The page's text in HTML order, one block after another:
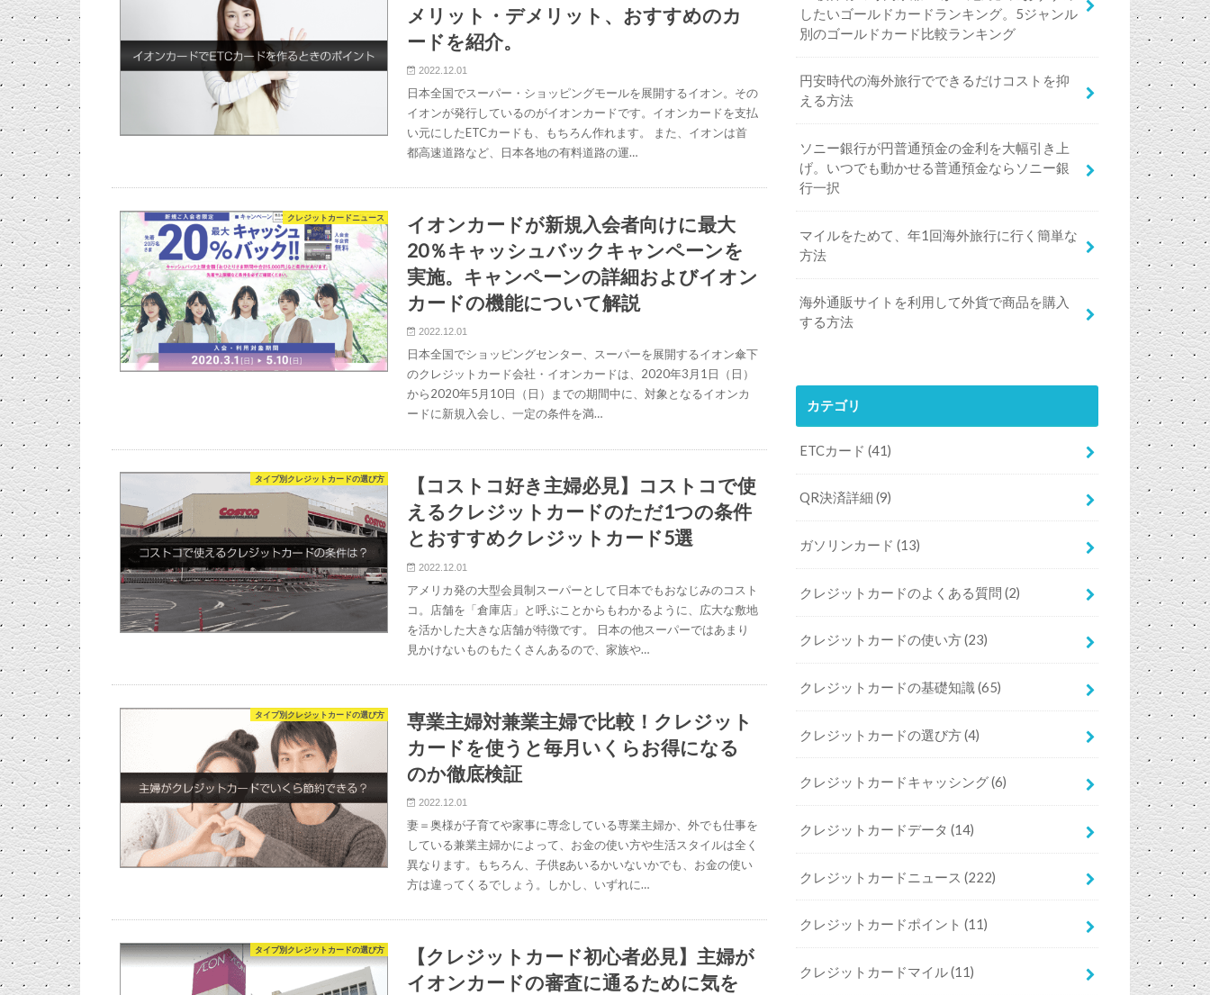
メリット・デメリット、おすすめのカ
ードを紹介。
2022.12.01
日本全国でスーパー・ショッピングモールを展開するイオン。その
イオンが発行しているのがイオンカードです。イオンカードを支払
い元にしたETCカードも、もちろん作れます。 また、イオンは首
都高速道路など、日本各地の有料道路の運…
クレジットカードニュース
イオンカードが新規入会者向けに最大
20％キャッシュバックキャンペーンを
実施。キャンペーンの詳細およびイオン
カードの機能について解説
2022.12.01
日本全国でショッピングセンター、スーパーを展開するイオン傘下
のクレジットカード会社・イオンカードは、2020年3月1日（日）
から2020年5月10日（日）までの期間中に、対象となるイオンカ
ードに新規入会し、一定の条件を満…
タイプ別クレジットカードの選び方
【コストコ好き主婦必見】コストコで使
えるクレジットカードのただ1つの条件
とおすすめクレジットカード5選
2022.12.01
アメリカ発の大型会員制スーパーとして日本でもおなじみのコスト
コ。店舗を「倉庫店」と呼ぶことからもわかるように、広大な敷地
を活かした大きな店舗が特徴です。 日本の他スーパーではあまり
見かけないものもたくさんあるので、家族や…
タイプ別クレジットカードの選び方
専業主婦対兼業主婦で比較！クレジット
カードを使うと毎月いくらお得になる
のか徹底検証
2022.12.01
妻＝奥様が子育てや家事に専念している専業主婦か、外でも仕事を
している兼業主婦かによって、お金の使い方や生活スタイルは全く
異なります。もちろん、子供gあいるかいないかでも、お金の使い
方は違ってくるでしょう。しかし、いずれに…
タイプ別クレジットカードの選び方
【クレジットカード初心者必見】主婦が
イオンカードの審査に通るために気を
したいゴールドカードランキング。5ジャンル
別のゴールドカード比較ランキング
円安時代の海外旅行でできるだけコストを抑
える方法
ソニー銀行が円普通預金の金利を大幅引き上
げ。いつでも動かせる普通預金ならソニー銀
行一択
マイルをためて、年1回海外旅行に行く簡単な
方法
海外通販サイトを利用して外貨で商品を購入
する方法
カテゴリ
ETCカード(41)
QR決済詳細(9)
ガソリンカード(13)
クレジットカードのよくある質問(2)
クレジットカードの使い方(23)
クレジットカードの基礎知識(65)
クレジットカードの選び方(4)
クレジットカードキャッシング(6)
クレジットカードデータ(14)
クレジットカードニュース(222)
クレジットカードポイント(11)
クレジットカードマイル(11)